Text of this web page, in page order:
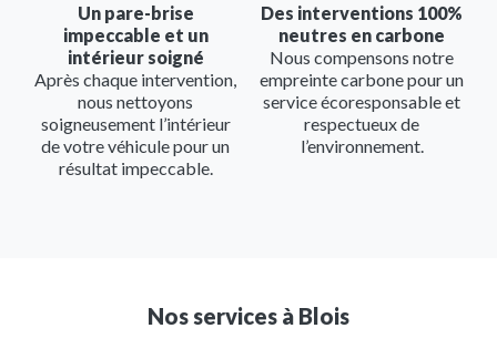
Un pare-brise
impeccable et un
intérieur soigné
Après chaque intervention,
nous nettoyons
soigneusement l’intérieur
de votre véhicule pour un
résultat impeccable.
Des interventions 100%
neutres en carbone
Nous compensons notre
empreinte carbone pour un
service écoresponsable et
respectueux de
l’environnement.
Nos services à Blois